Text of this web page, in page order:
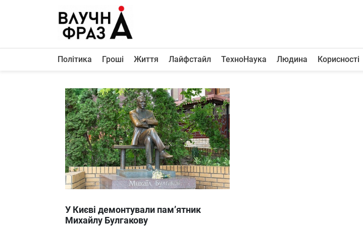
Політика
Життя
Лайфстайл
ТехноНаука
Людина
Корисності
Про нас
Політика Гроші Життя Лайфстайл ТехноНаука Людина Корисності
У Києві демонтували пам’ятник
Михайлу Булгакову